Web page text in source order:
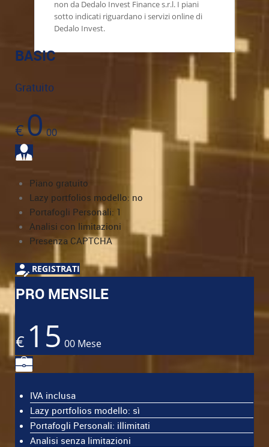
non da Dedalo Invest Finance s.r.l. I piani
sotto indicati riguardano i servizi online di
Dedalo Invest.
BASIC
Gratuito
€000
Piano gratuito
Lazy portfolios modello: no
Portafogli Personali: 1
Analisi con limitazioni
Presenza CAPTCHA
REGISTRATI
PRO MENSILE
€ 15 00 Mese
IVA inclusa
Lazy portfolios modello: sì
Portafogli Personali: illimitati
Analisi senza limitazioni